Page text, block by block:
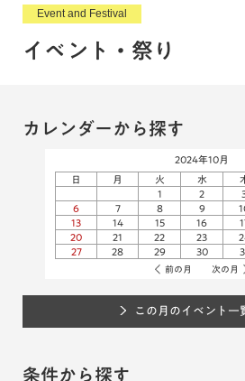
Event and Festival
イベント・祭り
カレンダーから探す
2024年10月
日
月 火 水
1
2
6
7 8 9
13
14 15 16
20
21 22 23
27
28 29 30
前の月 次の月
この月のイベント一
条件から探す